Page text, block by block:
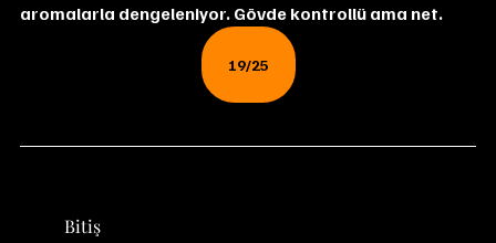
aromalarla dengeleniyor. Gövde kontrollü ama net.
19/25
	Bitiş